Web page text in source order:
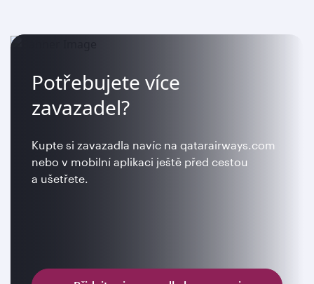
Potřebujete více
zavazadel?
Kupte si zavazadla navíc na qatarairways.com
nebo v mobilní aplikaci ještě před cestou
a ušetřete.